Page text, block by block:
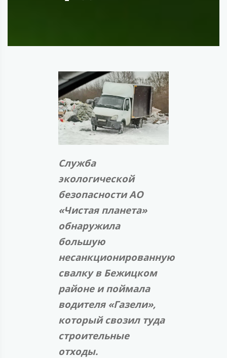
Служба
экологической
безопасности АО
«Чистая планета»
обнаружила
большую
несанкционированную
свалку в Бежицком
районе и поймала
водителя «Газели»,
который свозил туда
строительные
отходы.